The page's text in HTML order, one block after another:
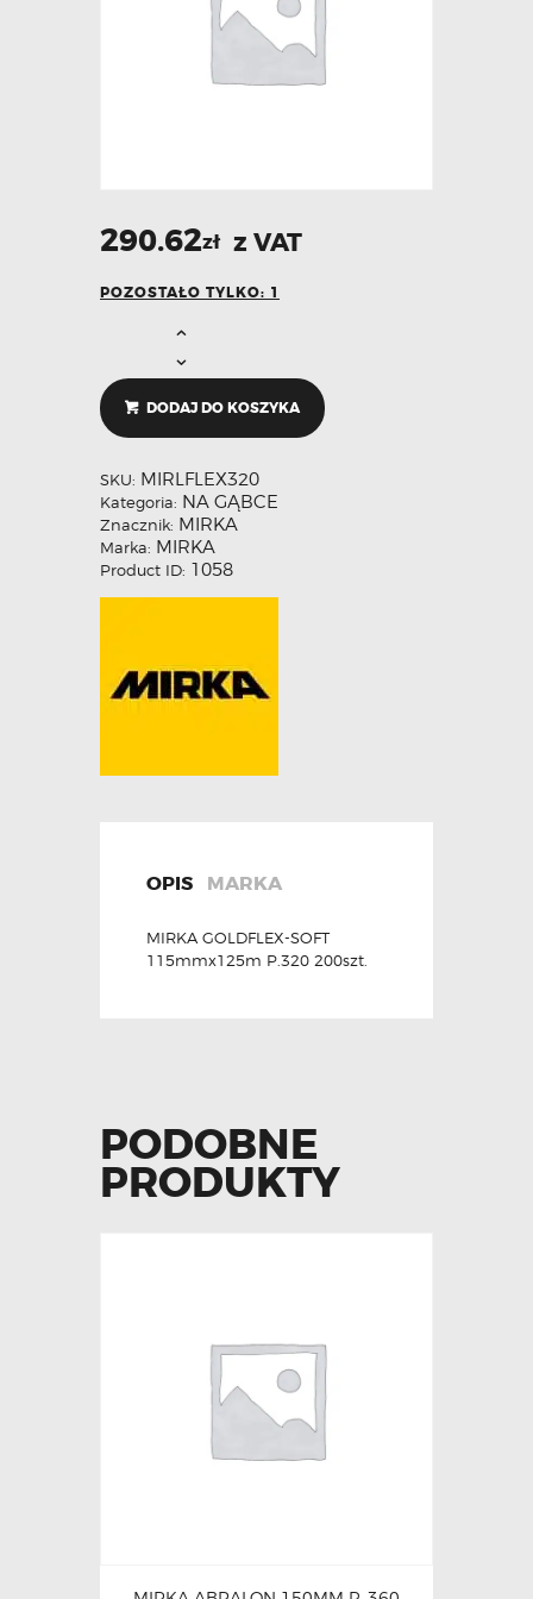
290.62zł z VAT
POZOSTAŁO TYLKO: 1
DODAJ DO KOSZYKA
SKU: MIRLFLEX320
Kategoria: NA GĄBCE
Znacznik: MIRKA
Marka: MIRKA
Product ID: 1058
OPIS MARKA
MIRKA GOLDFLEX-SOFT
115mmx125m P.320 200szt.
PODOBNE
PRODUKTY